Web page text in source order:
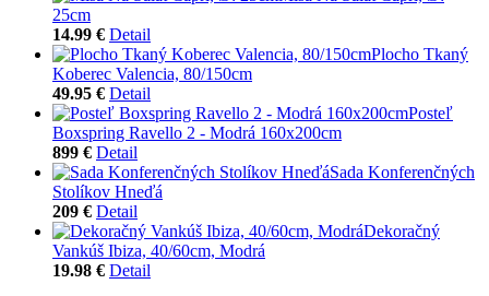
25cm
14.99 € Detail
Plocho Tkaný
Koberec Valencia, 80/150cm
49.95 € Detail
Posteľ
Boxspring Ravello 2 - Modrá 160x200cm
899 € Detail
Sada Konferenčných
Stolíkov Hneďá
209 € Detail
Dekoračný
Vankúš Ibiza, 40/60cm, Modrá
19.98 € Detail